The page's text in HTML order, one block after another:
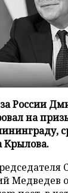
России
на
Крылова.
Медведев